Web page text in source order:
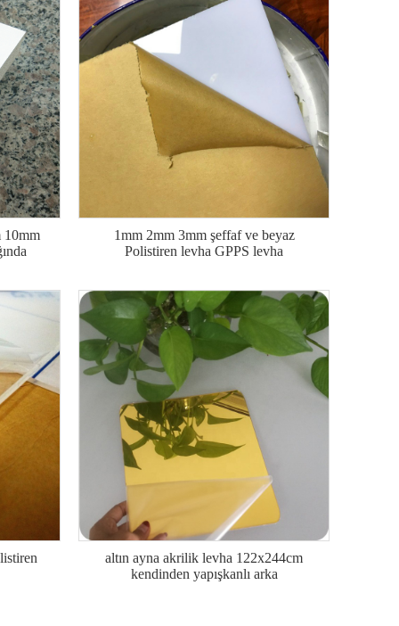
10mm
1mm 2mm 3mm şeffaf ve beyaz
Polistiren levha GPPS levha
altın ayna akrilik levha 122x244cm
kendinden yapışkanlı arka